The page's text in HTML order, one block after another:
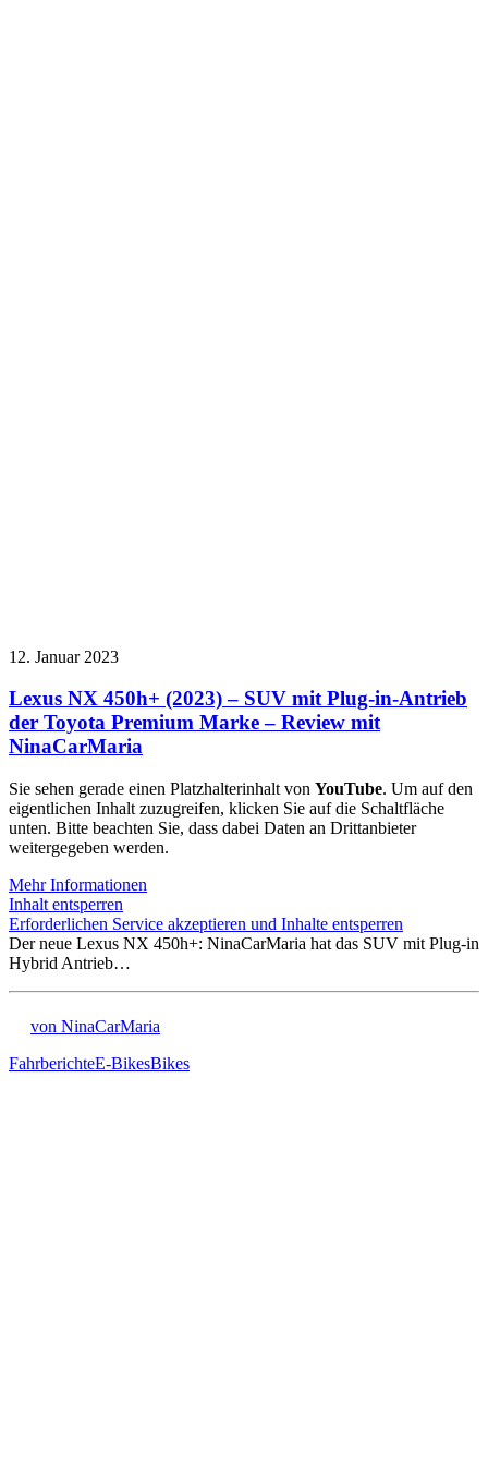
12. Januar 2023
Lexus NX 450h+ (2023) – SUV mit Plug-in-Antrieb
der Toyota Premium Marke – Review mit
NinaCarMaria
Sie sehen gerade einen Platzhalterinhalt von YouTube. Um auf den
eigentlichen Inhalt zuzugreifen, klicken Sie auf die Schaltfläche
unten. Bitte beachten Sie, dass dabei Daten an Drittanbieter
weitergegeben werden.
Mehr Informationen
Inhalt entsperren
Erforderlichen Service akzeptieren und Inhalte entsperren
Der neue Lexus NX 450h+: NinaCarMaria hat das SUV mit Plug-in
Hybrid Antrieb…
von NinaCarMaria
FahrberichteE-BikesBikes